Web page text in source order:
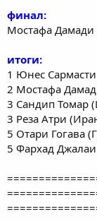
финал:
Мостафа
итоги:
1 Юнес
2 Мостафа
3 Сандип Томар
3 Реза Атри
5 Отари Гогава
5 Фархад